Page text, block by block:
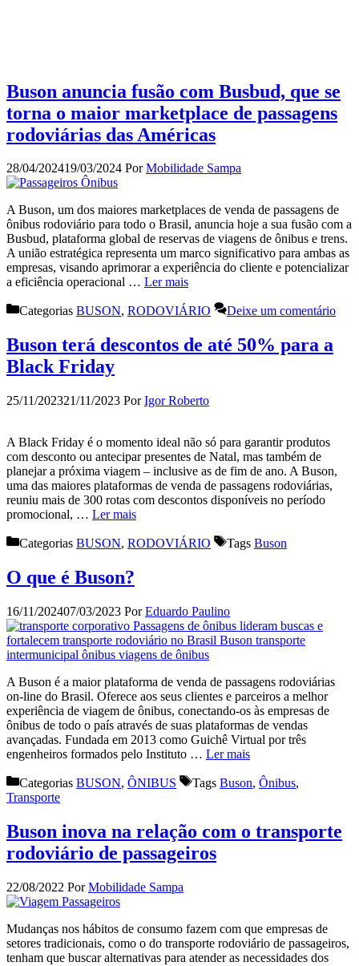
Buson anuncia fusão com Busbud, que se
torna o maior marketplace de passagens
rodoviárias das Américas
28/04/202419/03/2024 PorMobilidade Sampa
A Buson, um dos maiores marketplaces de venda de passagens de
ônibus rodoviário para todo o Brasil, anuncia hoje a sua fusão com a
Busbud, plataforma global de reservas de viagens de ônibus e trens.
A união estratégica representa um marco significativo para ambas as
empresas, visando aprimorar a experiência do cliente e potencializar
a eficiência operacional … Ler mais
Categorias BUSON, RODOVIÁRIO Deixe um comentário
Buson terá descontos de até 50% para a
Black Friday
25/11/202321/11/2023 PorIgor Roberto
A Black Friday é o momento ideal não só para garantir produtos
com desconto ou antecipar presentes de Natal, mas também de
planejar a próxima viagem – inclusive as de fim de ano. A Buson,
uma das maiores plataformas de venda de passagens rodoviárias,
reuniu mais de 300 rotas com descontos disponíveis no período
promocional, … Ler mais
Categorias BUSON, RODOVIÁRIO Tags Buson
O que é Buson?
16/11/202407/03/2023 PorEduardo Paulino
A Buson é a maior plataforma de venda de passagens rodoviárias
on-line do Brasil. Oferece aos seus clientes e parceiros a melhor
experiência de viagem de ônibus, conectando-os às empresas de
ônibus de todo o país através de suas plataformas de vendas
avançadas. Fundada em 2013 como Guichê Virtual por três
engenheiros formados pelo Instituto … Ler mais
Categorias BUSON, ÔNIBUS Tags Buson, Ônibus,
Transporte
Buson inova na relação com o transporte
rodoviário de passageiros
22/08/2022 PorMobilidade Sampa
Mudanças nos hábitos de consumo fazem com que empresas de
setores tradicionais, como o do transporte rodoviário de passageiros,
tenham que buscar alternativas para atender as necessidades dos